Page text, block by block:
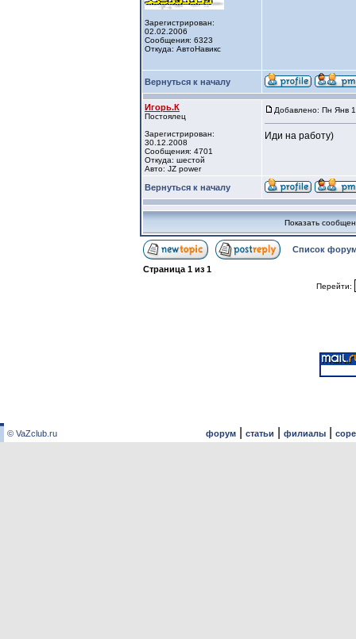
Зарегистрирован:
02.02.2006
Сообщения: 6323
Откуда: АвтоНавикс
Вернуться к началу
Игорь.К
Постоялец
Зарегистрирован:
30.12.2008
Сообщения: 4701
Откуда: шестой
Авто: JZ power
Добавлено: Пн Янв
Иди на работу)
Вернуться к началу
Показать
Список
Страница 1 из 1
Перейти:
© VaZclub.ru форум| статьи филиалы|